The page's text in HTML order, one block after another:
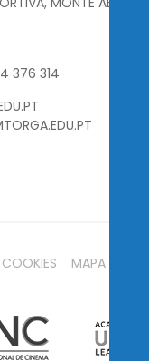
376 314
COOKIES MAPA DO SITE